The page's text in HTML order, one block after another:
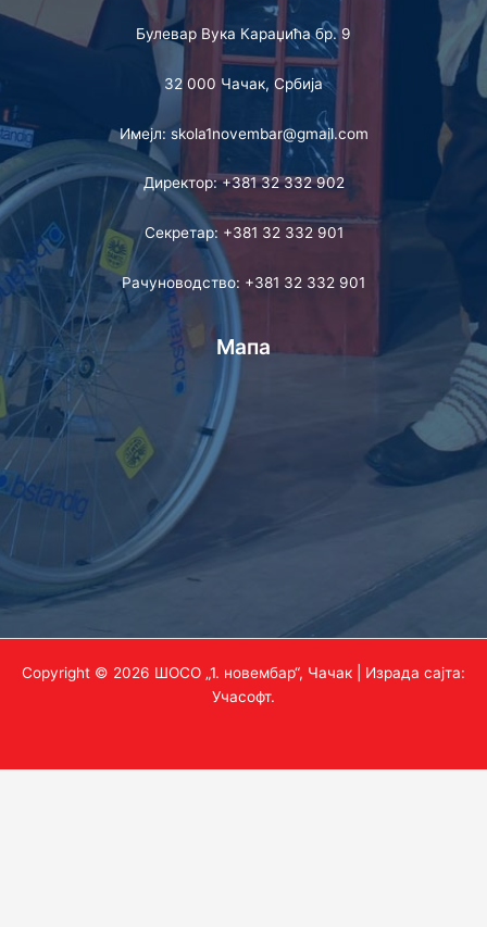
Булевар Вука Караџића бр. 9
32 000 Чачак, Србија
Имејл: skola1novembar@gmail.com
Директор: +381 32 332 902
Секретар: +381 32 332 901
Рачуноводство: +381 32 332 901
Мапа
Copyright © 2026 ШОСО „1. новембар“, Чачак | Израда сајта:
Учасофт.